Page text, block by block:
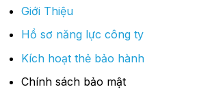
Giới Thiệu
Hồ sơ năng lực công ty
Kích hoạt thẻ bảo hành
Chính sách bảo mật